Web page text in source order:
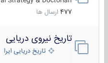
477 ارسال ها
تاریخ نیروی دریایی
تاریخ دریایی ایران